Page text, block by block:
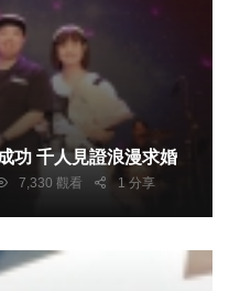
台中地稅局扮「月老」助攻成功 千人見證浪漫求婚
7,330 觀看 1 分享